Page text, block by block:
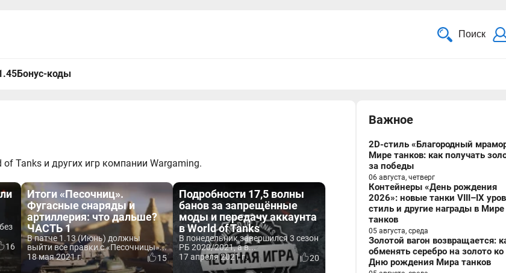
Поиск
Бонус-коды
of Tanks и других игр компании Wargaming.
16
Итоги «Песочниц».
Фугасные снаряды и
артиллерия: что дальше?
ЧАСТЬ 1
В патче 1.13 (Июнь) должны
выйти все правки с «Песочницы»...
18 мая 2021 г.
15
Подробности 17,5 волны
банов за запрещённые
моды и передачу аккаунта
в World of Tanks
В понедельник завершился 3 сезон
РБ 2020/2021, а в...
17 апреля 2021 г.
20
Важное
2D-стиль «Благородный
Мире танков: как получать
за победы
06 августа, четверг
Контейнеры «День рождения
2026»: новые танки VIII–IX
стиль и другие награды в Мире
танков
05 августа, среда
Золотой вагон возвращается:
обменять серебро на золото ко
Дню рождения Мира танков